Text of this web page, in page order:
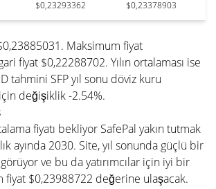
$0,23293362 $0,23378903
Maksimum fiyat
fiyat $0,22288702. Yılın ortalaması ise
tahmini SFP yıl sonu döviz kuru
değişiklik -2.54%.
fiyatı bekliyor SafePal yakın tutmak
ayında 2030. Site, yıl sonunda güçlü bir
ve bu da yatırımcılar için iyi bir
fiyat $0,23988722 değerine ulaşacak.